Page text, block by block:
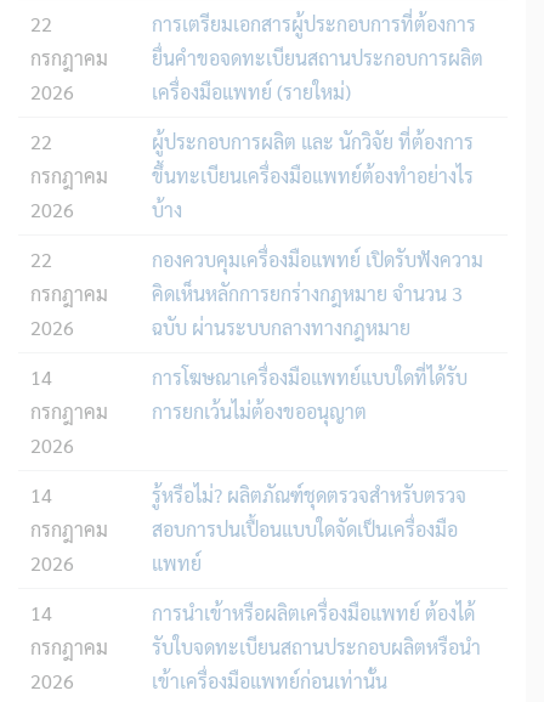
22
กรกฎาคม
2026
การเตรียมเอกสารผู้ประกอบการที่ต้องการ
ยื่นคำขอจดทะเบียนสถานประกอบการผลิต
เครื่องมือแพทย์ (รายใหม่)
22
กรกฎาคม
2026
ผู้ประกอบการผลิต และ นักวิจัย ที่ต้องการ
ขึ้นทะเบียนเครื่องมือแพทย์ต้องทำอย่างไร
บ้าง
22
กรกฎาคม
2026
กองควบคุมเครื่องมือแพทย์ เปิดรับฟังความ
คิดเห็นหลักการยกร่างกฎหมาย จำนวน 3
ฉบับ ผ่านระบบกลางทางกฎหมาย
14
กรกฎาคม
2026
การโฆษณาเครื่องมือแพทย์แบบใดที่ได้รับ
การยกเว้นไม่ต้องขออนุญาต
14
กรกฎาคม
2026
รู้หรือไม่? ผลิตภัณฑ์ชุดตรวจสําหรับตรวจ
สอบการปนเปื้อนแบบใดจัดเป็นเครื่องมือ
แพทย์
14
กรกฎาคม
2026
การนำเข้าหรือผลิตเครื่องมือแพทย์ ต้องได้
รับใบจดทะเบียนสถานประกอบผลิตหรือนำ
เข้าเครื่องมือแพทย์ก่อนเท่านั้น